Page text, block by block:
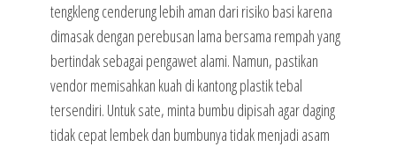
tengkleng cenderung lebih aman dari risiko basi karena
dimasak dengan perebusan lama bersama rempah yang
bertindak sebagai pengawet alami. Namun, pastikan
vendor memisahkan kuah di kantong plastik tebal
tersendiri. Untuk sate, minta bumbu dipisah agar daging
tidak cepat lembek dan bumbunya tidak menjadi asam